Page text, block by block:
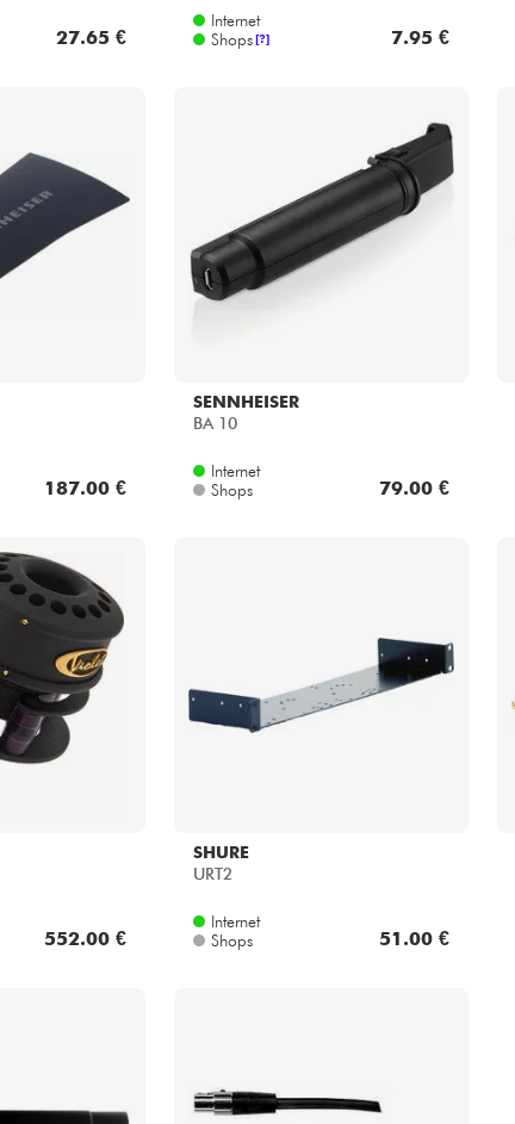
27.65 €
Internet
Shops [?] 7.95 €
187.00 €
SENNHEISER
BA 10
Internet
Shops
79.00 €
552.00 €
SHURE
URT2
Internet
Shops
51.00 €